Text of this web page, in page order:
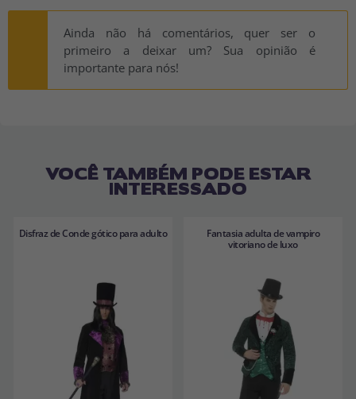
Ainda não há comentários, quer ser o
primeiro a deixar um? Sua opinião é
importante para nós!
VOCÊ TAMBÉM PODE ESTAR
INTERESSADO
Disfraz de Conde gótico para adulto
Fantasia adulta de vampiro
vitoriano de luxo